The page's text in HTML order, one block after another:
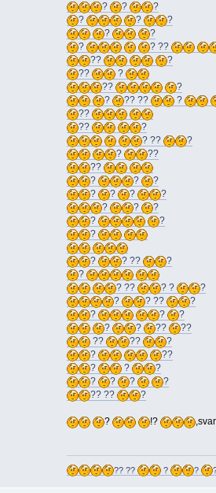
?
?
?
?
?
?
?
?
?
? ??
??
?
??
?
??
?
?
?? ?? ?
??
??
?
? ??
?
?
??
??
?
?
?
?
? ?
?
?
?
?
?
?
?
? ? ??
?
?
? ??
? ?
?
?
? ??
?
?
?
?
?
? ??
??
??
??
?
?
??
?
?
?
?
? ?
?
?? ??
?
? !?
?? ?? ? ?